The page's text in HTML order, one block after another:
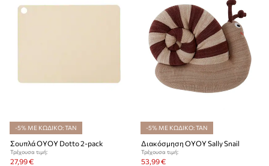
-5% ΜΕ ΚΩΔΙΚΟ: TAN
Σουπλά OYOY Dotto 2-pack
Τρέχουσα τιμή:
27,99 €
-5% ΜΕ ΚΩΔΙΚΟ: TAN
Διακόσμηση OYOY Sally Snail
Τρέχουσα τιμή:
53,99 €